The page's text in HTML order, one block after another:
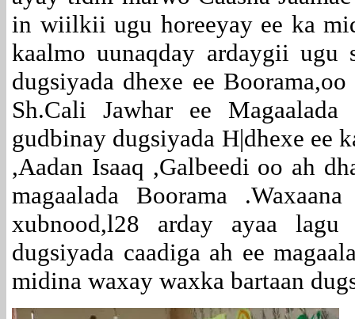
in wiilkii ugu horeeyay ee ka
kaalmo uunaqday ardaygii ugu
dugsiyada dhexe ee
Sh.Cali Jawhar ee
gudbinay dugsiyada H|dhexe ee
,Aadan Isaaq ,Galbeedi oo ah
magaalada Boorama
xubnood,l28 arday ayaa
dugsiyada caadiga ah ee
midina waxay waxka bartaan